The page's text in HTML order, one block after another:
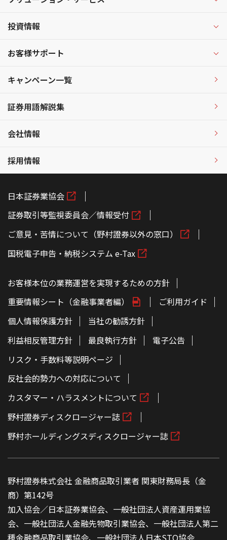
投資情報
お客様サポート
キャンペーン一覧
証券用語解説集
会社情報
採用情報
日本証券業協会
証券取引等監視委員会／情報受付
ご意見・苦情について（野村證券以外の窓口）
国税電子申告・納税システム e-Tax
お客様本位の業務運営を実現するための方針
重要情報シート（金融事業者編）
ご利用ガイド
個人情報保護方針
当社の勧誘方針
利益相反管理方針
最良執行方針
電子公告
リスク・手数料等説明ページ
反社会的勢力への対応について
カスタマー・ハラスメントについて
野村證券ディスクロージャー誌
野村ホールディングスディスクロージャー誌
野村證券株式会社 金融商品取引業者 関東財務局長（金
商）第142号
加入協会／日本証券業協会、一般社団法人資産運用業協
会、一般社団法人金融先物取引業協会、一般社団法人第二